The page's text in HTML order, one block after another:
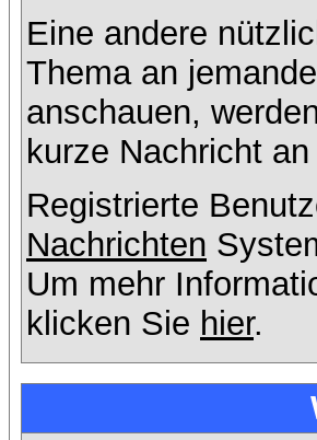
Eine andere
Thema an
anschauen,
kurze Nachricht
Registrierte
Nachrichten
Um mehr
klicken Sie hier.